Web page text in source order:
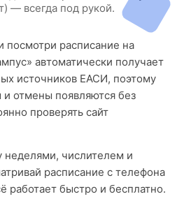
— всегда под рукой.
посмотри расписание на
автоматически получает
источников ЕАСИ, поэтому
отмены появляются без
проверять сайт
числителем и
расписание с телефона
работает быстро и бесплатно.